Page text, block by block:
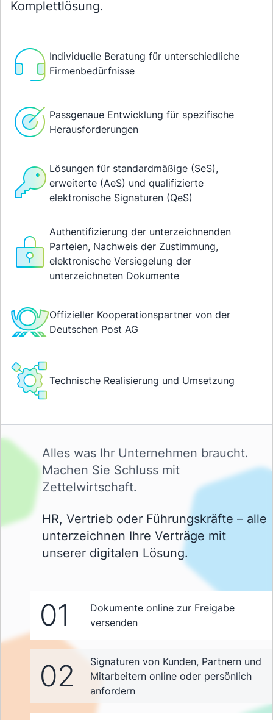
Komplettlösung.
Individuelle Beratung für unterschiedliche
Firmenbedürfnisse
Passgenaue Entwicklung für spezifische
Herausforderungen
Lösungen für standardmäßige (SeS),
erweiterte (AeS) und qualifizierte
elektronische Signaturen (QeS)
Authentifizierung der unterzeichnenden
Parteien, Nachweis der Zustimmung,
elektronische Versiegelung der
unterzeichneten Dokumente
Offizieller Kooperationspartner von der
Deutschen Post AG
Technische Realisierung und Umsetzung
Alles was Ihr Unternehmen braucht.
Machen Sie Schluss mit
Zettelwirtschaft.
HR, Vertrieb oder Führungskräfte – alle
unterzeichnen Ihre Verträge mit
unserer digitalen Lösung.
01
Dokumente online zur Freigabe
versenden
02
Signaturen von Kunden, Partnern und
Mitarbeitern online oder persönlich
anfordern